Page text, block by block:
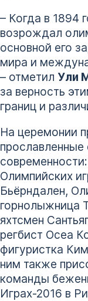
– Когда в 1894
возрождал
основной его
мира и
– отметил Ули
за верность
границ и
На церемонии
Олимпийских
Бьёрндален,
горнолыжница
яхтсмен
регбист Осеа
фигуристка
ним также
команды
Играх-2016 в